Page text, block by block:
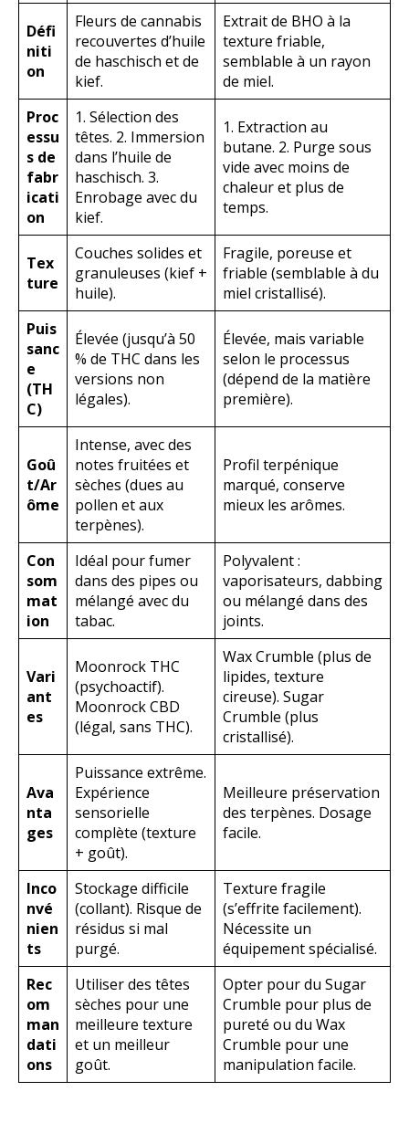
Défi
niti
on
Fleurs de cannabis
recouvertes d’huile
de haschisch et de
kief.
Extrait de BHO à la
texture friable,
semblable à un rayon
de miel.
Proc
essu
s de
fabr
icati
on
1. Sélection des
têtes. 2. Immersion
dans l’huile de
haschisch. 3.
Enrobage avec du
kief.
1. Extraction au
butane. 2. Purge sous
vide avec moins de
chaleur et plus de
temps.
Tex
ture
Couches solides et
granuleuses (kief +
huile).
Fragile, poreuse et
friable (semblable à du
miel cristallisé).
Puis
sanc
e
(TH
C)
Élevée (jusqu’à 50
% de THC dans les
versions non
légales).
Élevée, mais variable
selon le processus
(dépend de la matière
première).
Goû
t/Ar
ôme
Intense, avec des
notes fruitées et
sèches (dues au
pollen et aux
terpènes).
Profil terpénique
marqué, conserve
mieux les arômes.
Con
som
mat
ion
Idéal pour fumer
dans des pipes ou
mélangé avec du
tabac.
Polyvalent :
vaporisateurs, dabbing
ou mélangé dans des
joints.
Vari
ant
es
Moonrock THC
(psychoactif).
Moonrock CBD
(légal, sans THC).
Wax Crumble (plus de
lipides, texture
cireuse). Sugar
Crumble (plus
cristallisé).
Ava
nta
ges
Puissance extrême.
Expérience
sensorielle
complète (texture
+ goût).
Meilleure préservation
des terpènes. Dosage
facile.
Inco
nvé
nien
ts
Stockage difficile
(collant). Risque de
résidus si mal
purgé.
Texture fragile
(s’effrite facilement).
Nécessite un
équipement spécialisé.
Rec
om
man
dati
ons
Utiliser des têtes
sèches pour une
meilleure texture
et un meilleur
goût.
Opter pour du Sugar
Crumble pour plus de
pureté ou du Wax
Crumble pour une
manipulation facile.